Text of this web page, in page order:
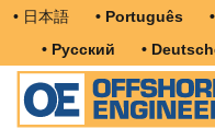
• 日本語 • Português
• Русский
•